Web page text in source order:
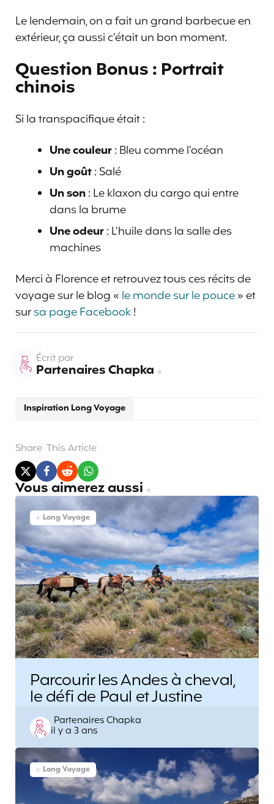
Le lendemain, on a fait un grand barbecue en
extérieur, ça aussi c’était un bon moment.
Question Bonus : Portrait
chinois
Si la transpacifique était :
Une couleur: Bleu comme l’océan
Un goût: Salé
Un son: Le klaxon du cargo qui entre
dans la brume
Une odeur: L’huile dans la salle des
machines
Merci à Florence et retrouvez tous ces récits de
voyage sur le blog « le monde sur le pouce» et
sursa page Facebook!
Inspiration Long Voyage
Écrit par
Partenaires Chapka
Share This Article
Vous aimerez aussi
Long Voyage
Parcourir les Andes à cheval,
le défi de Paul et Justine
Posted
by
Partenaires Chapka
il y a 3 ans
Long Voyage